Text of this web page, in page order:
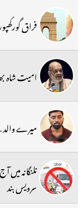
فراق
امیت شاہ بھارتیہ
میرے والد
تلنگانہ
سرویس بند